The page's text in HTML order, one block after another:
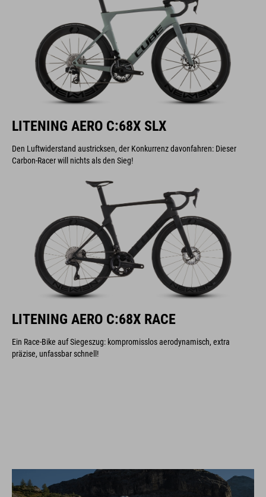
LITENING AERO C:68X SLX
Den Luftwiderstand austricksen, der Konkurrenz davonfahren: Dieser
Carbon-Racer will nichts als den Sieg!
LITENING AERO C:68X RACE
Ein Race-Bike auf Siegeszug: kompromisslos aerodynamisch, extra
präzise, unfassbar schnell!